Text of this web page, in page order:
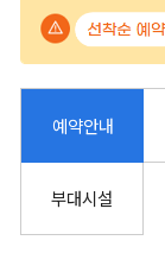
예약안내
부대시설